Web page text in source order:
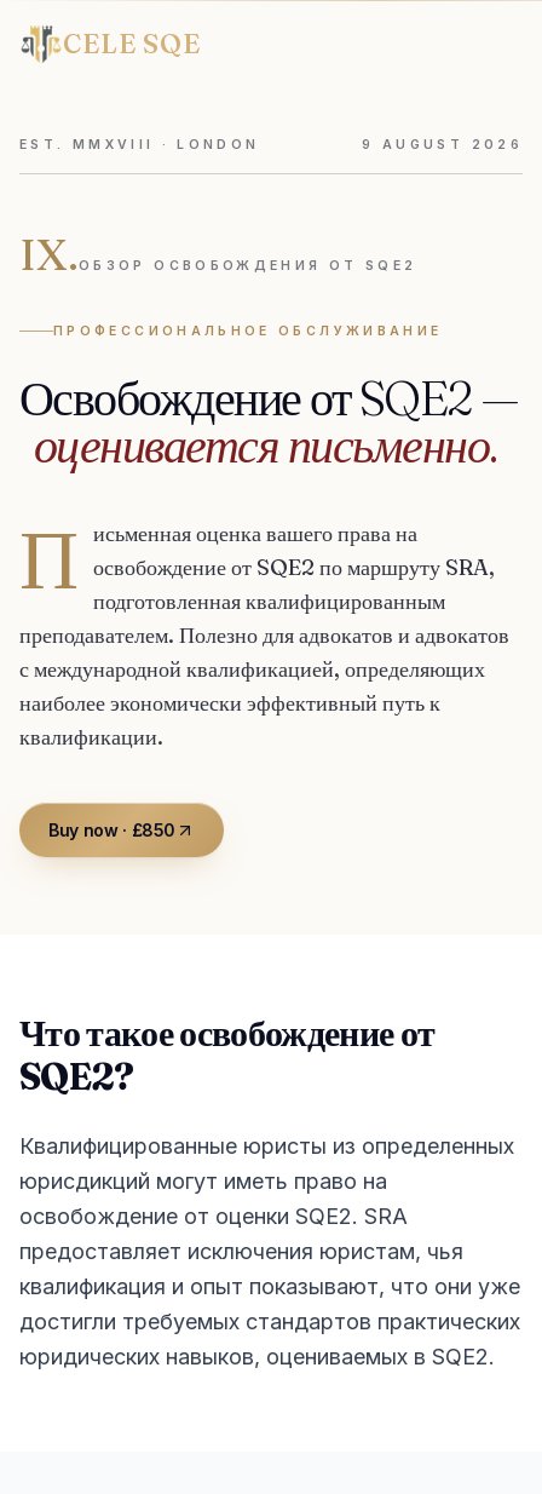
CELE SQE
EST. MMXVIII · LONDON 9 AUGUST 2026
IX.ОБЗОР ОСВОБОЖДЕНИЯ ОТ SQE2
ПРОФЕССИОНАЛЬНОЕ ОБСЛУЖИВАНИЕ
ОсвобождениеотSQE2—
оцениваетсяписьменно.
П
исьменная оценка вашего права на
освобождение от SQE2 по маршруту SRA,
подготовленная квалифицированным
преподавателем. Полезно для адвокатов и адвокатов
с международной квалификацией, определяющих
наиболее экономически эффективный путь к
квалификации.
Buy now · £850
Что такое освобождение от
SQE2?
Квалифицированные юристы из определенных
юрисдикций могут иметь право на
освобождение от оценки SQE2. SRA
предоставляет исключения юристам, чья
квалификация и опыт показывают, что они уже
достигли требуемых стандартов практических
юридических навыков, оцениваемых в SQE2.